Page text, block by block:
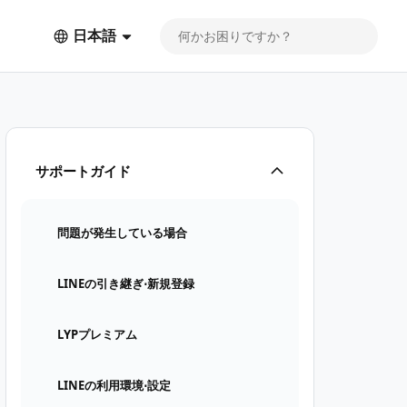
日本語
サポートガイド
問題が発生している場合
LINEの引き継ぎ⋅新規登録
LYPプレミアム
LINEの利用環境⋅設定